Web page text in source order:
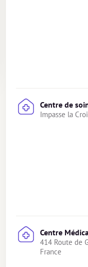
Centre de
Impasse la
Centre
414 Route de
France